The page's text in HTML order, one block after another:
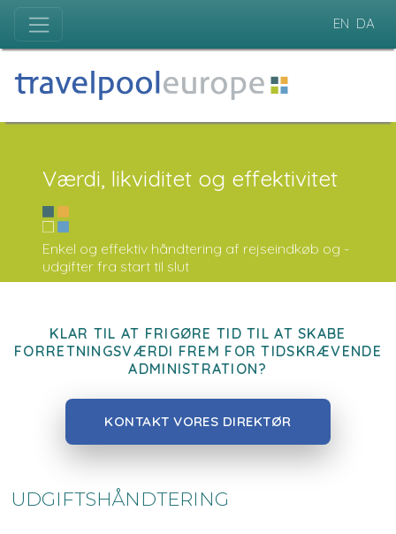
EN DA
Værdi, likviditet og effektivitet
Enkel og effektiv håndtering af rejseindkøb og -
udgifter fra start til slut
KLAR TIL AT FRIGØRE TID TIL AT SKABE
FORRETNINGSVÆRDI FREM FOR TIDSKRÆVENDE
ADMINISTRATION?
KONTAKT VORES DIREKTØR
UDGIFTSHÅNDTERING